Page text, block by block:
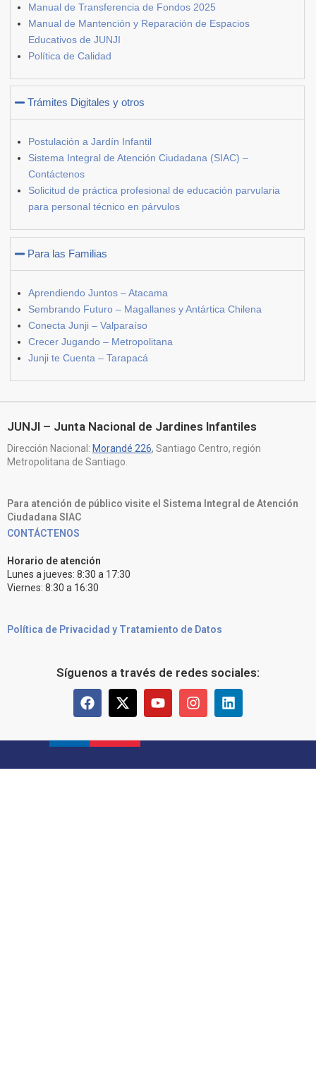
Manual de Transferencia de Fondos 2025
Manual de Mantención y Reparación de Espacios
Educativos de JUNJI
Política de Calidad
Trámites Digitales y otros
Postulación a Jardín Infantil
Sistema Integral de Atención Ciudadana (SIAC) –
Contáctenos
Solicitud de práctica profesional de educación parvularia
para personal técnico en párvulos
Para las Familias
Aprendiendo Juntos – Atacama
Sembrando Futuro – Magallanes y Antártica Chilena
Conecta Junji – Valparaíso
Crecer Jugando – Metropolitana
Junji te Cuenta – Tarapacá
JUNJI – Junta Nacional de Jardines Infantiles
Dirección Nacional: Morandé 226, Santiago Centro, región
Metropolitana de Santiago.
Para atención de público visite el Sistema Integral de Atención
Ciudadana SIAC
CONTÁCTENOS
Horario de atención
Lunes a jueves: 8:30 a 17:30
Viernes: 8:30 a 16:30
Política de Privacidad y Tratamiento de Datos
Síguenos a través de redes sociales: